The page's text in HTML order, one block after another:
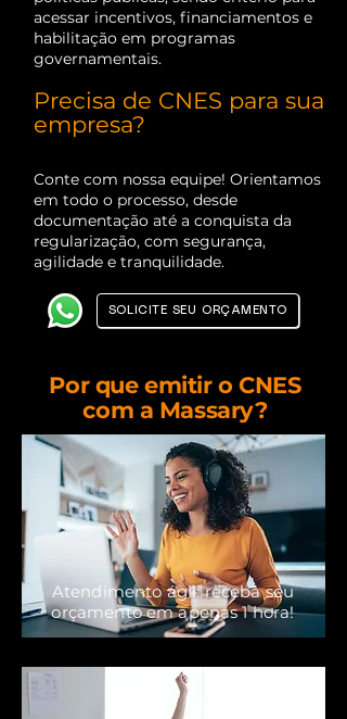
acessar incentivos, financiamentos e
habilitação em programas
governamentais.
Precisa de CNES para sua
empresa?
Conte com nossa equipe! Orientamos
em todo o processo, desde
documentação até a conquista da
regularização, com segurança,
agilidade e tranquilidade.
SOLICITE SEU ORÇAMENTO
Por que emitir o CNES
com a Massary?
Atendimento ágil: receba seu
orçamento em apenas 1 hora!